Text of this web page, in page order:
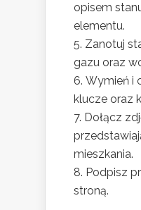
opisem
elementu.
Zanotuj
gazu oraz
Wymień i
klucze oraz
Dołącz
mieszkania.
Podpisz
stroną.